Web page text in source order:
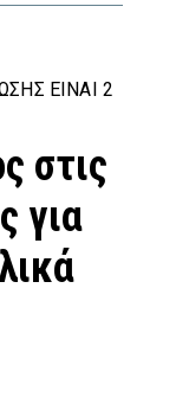
ΕΊΝΑΙ 2
στις
για